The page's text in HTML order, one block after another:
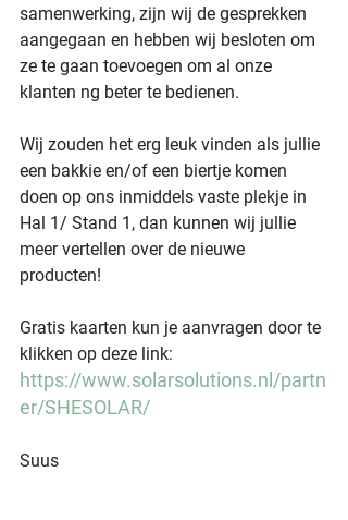
samenwerking, zijn wij de gesprekken
aangegaan en hebben wij besloten om
ze te gaan toevoegen om al onze
klanten ng beter te bedienen.
Wij zouden het erg leuk vinden als jullie
een bakkie en/of een biertje komen
doen op ons inmiddels vaste plekje in
Hal 1/ Stand 1, dan kunnen wij jullie
meer vertellen over de nieuwe
producten!
Gratis kaarten kun je aanvragen door te
klikken op deze link:
https://www.solarsolutions.nl/partn
er/SHESOLAR/
Suus